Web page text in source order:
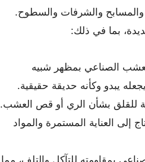
والمسابح والشرفات والسطوح.
بما في ذلك:
الصناعي بمظهر شبيه
يبدو وكأنه حديقة حقيقية.
للقلق بشأن الري أو قص العشب.
إلى العناية المستمرة والمواد